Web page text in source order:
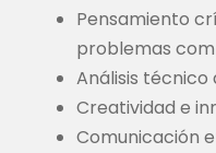
Pensamiento
problemas
Análisis
Creatividad e
Comunicación